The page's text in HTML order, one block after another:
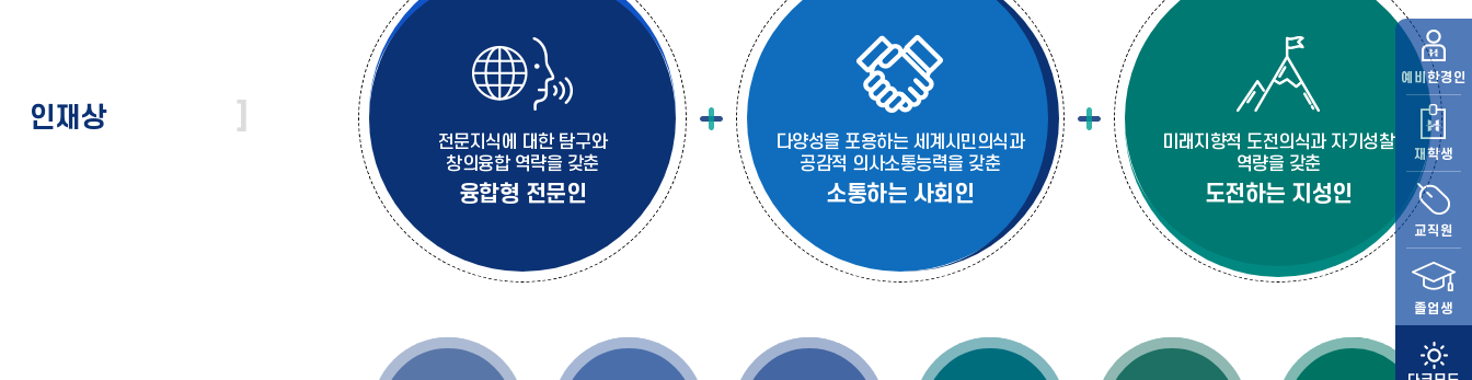
예비한경인
재학생
교직원
졸업생
인재상
전문지식에 대한 탐구와
창의융합 역략을 갖춘
융합형 전문인
다양성을 포용하는 세계시민의식과
공감적 의사소통능력을 갖춘
소통하는 사회인
미래지향적 도전의식과 자기성찰
역량을 갖춘
도전하는 지성인